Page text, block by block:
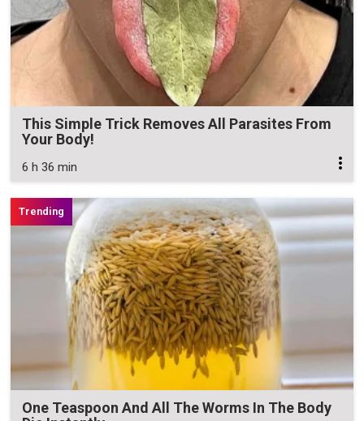
This Simple Trick Removes All Parasites From
Your Body!
6 h 36 min
One Teaspoon And All The Worms In The Body